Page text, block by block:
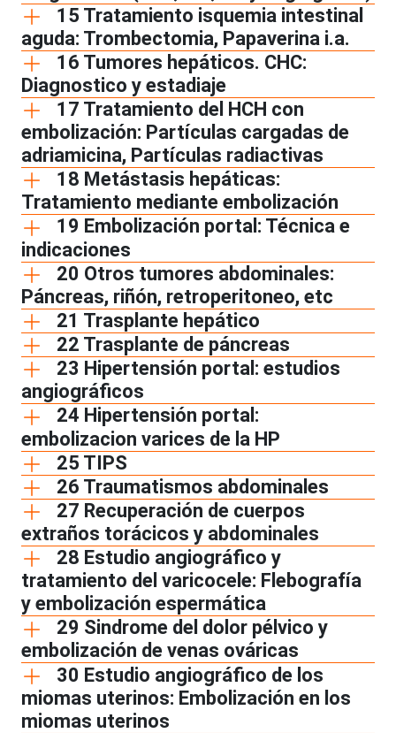
15 Tratamiento isquemia intestinal
aguda: Trombectomia, Papaverina i.a.
16 Tumores hepáticos. CHC:
Diagnostico y estadiaje
17 Tratamiento del HCH con
embolización: Partículas cargadas de
adriamicina, Partículas radiactivas
18 Metástasis hepáticas:
Tratamiento mediante embolización
19 Embolización portal: Técnica e
indicaciones
20 Otros tumores abdominales:
Páncreas, riñón, retroperitoneo, etc
21 Trasplante hepático
22 Trasplante de páncreas
23 Hipertensión portal: estudios
angiográficos
24 Hipertensión portal:
embolizacion varices de la HP
25 TIPS
26 Traumatismos abdominales
27 Recuperación de cuerpos
extraños torácicos y abdominales
28 Estudio angiográfico y
tratamiento del varicocele: Flebografía
y embolización espermática
29 Sindrome del dolor pélvico y
embolización de venas ováricas
30 Estudio angiográfico de los
miomas uterinos: Embolización en los
miomas uterinos